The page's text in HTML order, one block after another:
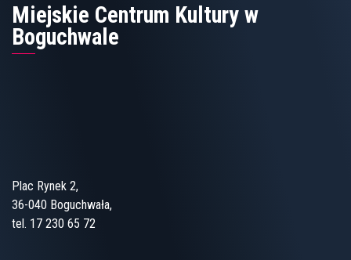
Miejskie Centrum Kultury w
Boguchwale
Plac Rynek 2,
36-040 Boguchwała,
tel. 17 230 65 72